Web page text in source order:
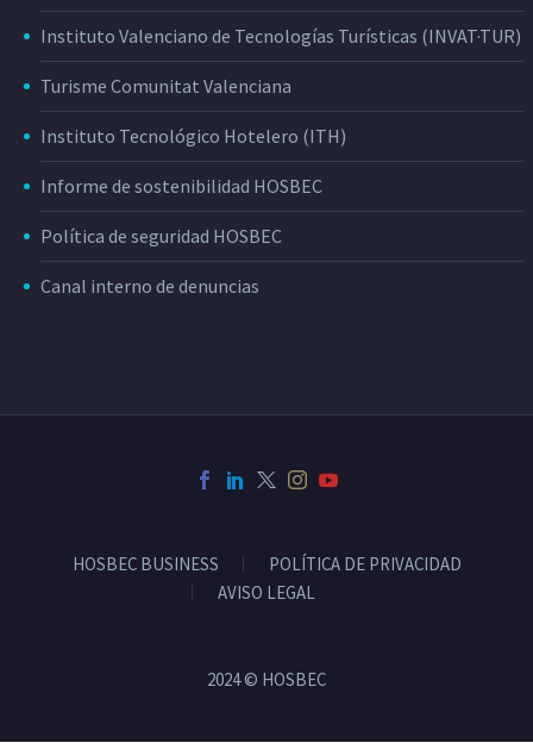
Instituto Valenciano de Tecnologías Turísticas (INVAT·TUR)
Turisme Comunitat Valenciana
Instituto Tecnológico Hotelero (ITH)
Informe de sostenibilidad HOSBEC
Política de seguridad HOSBEC
Canal interno de denuncias
HOSBEC BUSINESS
POLÍTICA DE PRIVACIDAD
AVISO LEGAL
2024 © HOSBEC